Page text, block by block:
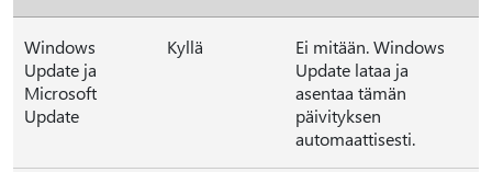
Windows
Update ja
Microsoft
Update
Kyllä
Ei mitään. Windows
Update lataa ja
asentaa tämän
päivityksen
automaattisesti.